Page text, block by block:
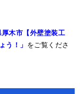
厚木市【外壁塗装工
う！」 をご覧くださ